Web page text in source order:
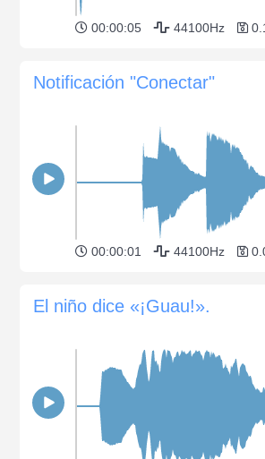
00:00:05 44100Hz
Notificación "Conectar"
00:00:01 44100Hz
El niño dice «¡Guau!».